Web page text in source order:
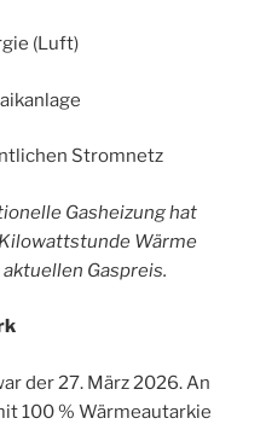
(Luft)
Stromnetz
Gasheizung hat
Wärme
Gaspreis.
der 27. März 2026. An
100 % Wärmeautarkie